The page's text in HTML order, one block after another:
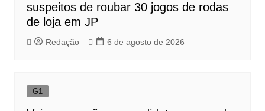
suspeitos de roubar 30 jogos de rodas
de loja em JP
Redação 6 de agosto de 2026
G1